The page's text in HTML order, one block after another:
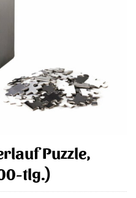
Puzzle,
tlg.)